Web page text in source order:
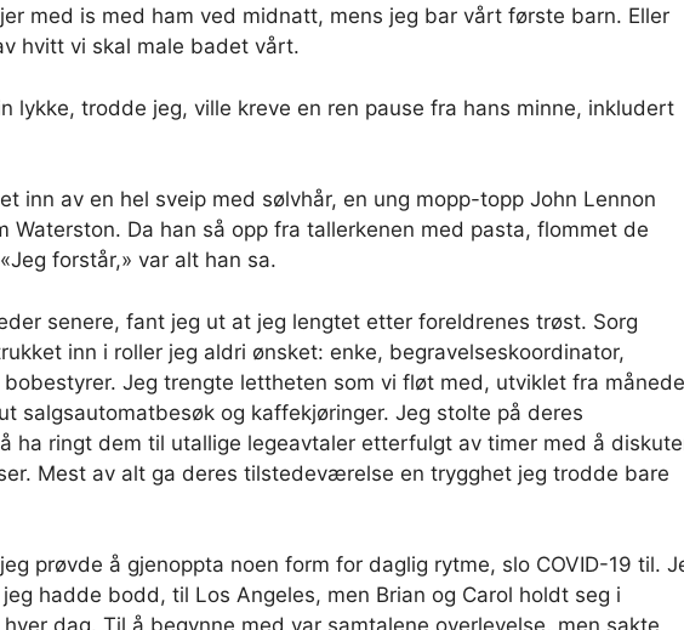
med is med ham ved midnatt, mens jeg bar vårt første barn. Eller
hvitt vi skal male badet vårt.
lykke, trodde jeg, ville kreve en ren pause fra hans minne, inkludert
inn av en hel sveip med sølvhår, en ung mopp-topp John Lennon
Waterston. Da han så opp fra tallerkenen med pasta, flommet de
forstår,» var alt han sa.
senere, fant jeg ut at jeg lengtet etter foreldrenes trøst. Sorg
inn i roller jeg aldri ønsket: enke, begravelseskoordinator,
Jeg trengte lettheten som vi fløt med, utviklet fra
salgsautomatbesøk og kaffekjøringer. Jeg stolte på deres
ha ringt dem til utallige legeavtaler etterfulgt av timer med å
Mest av alt ga deres tilstedeværelse en trygghet jeg trodde bare
prøvde å gjenoppta noen form for daglig rytme, slo COVID-19 til.
hadde bodd, til Los Angeles, men Brian og Carol holdt seg i